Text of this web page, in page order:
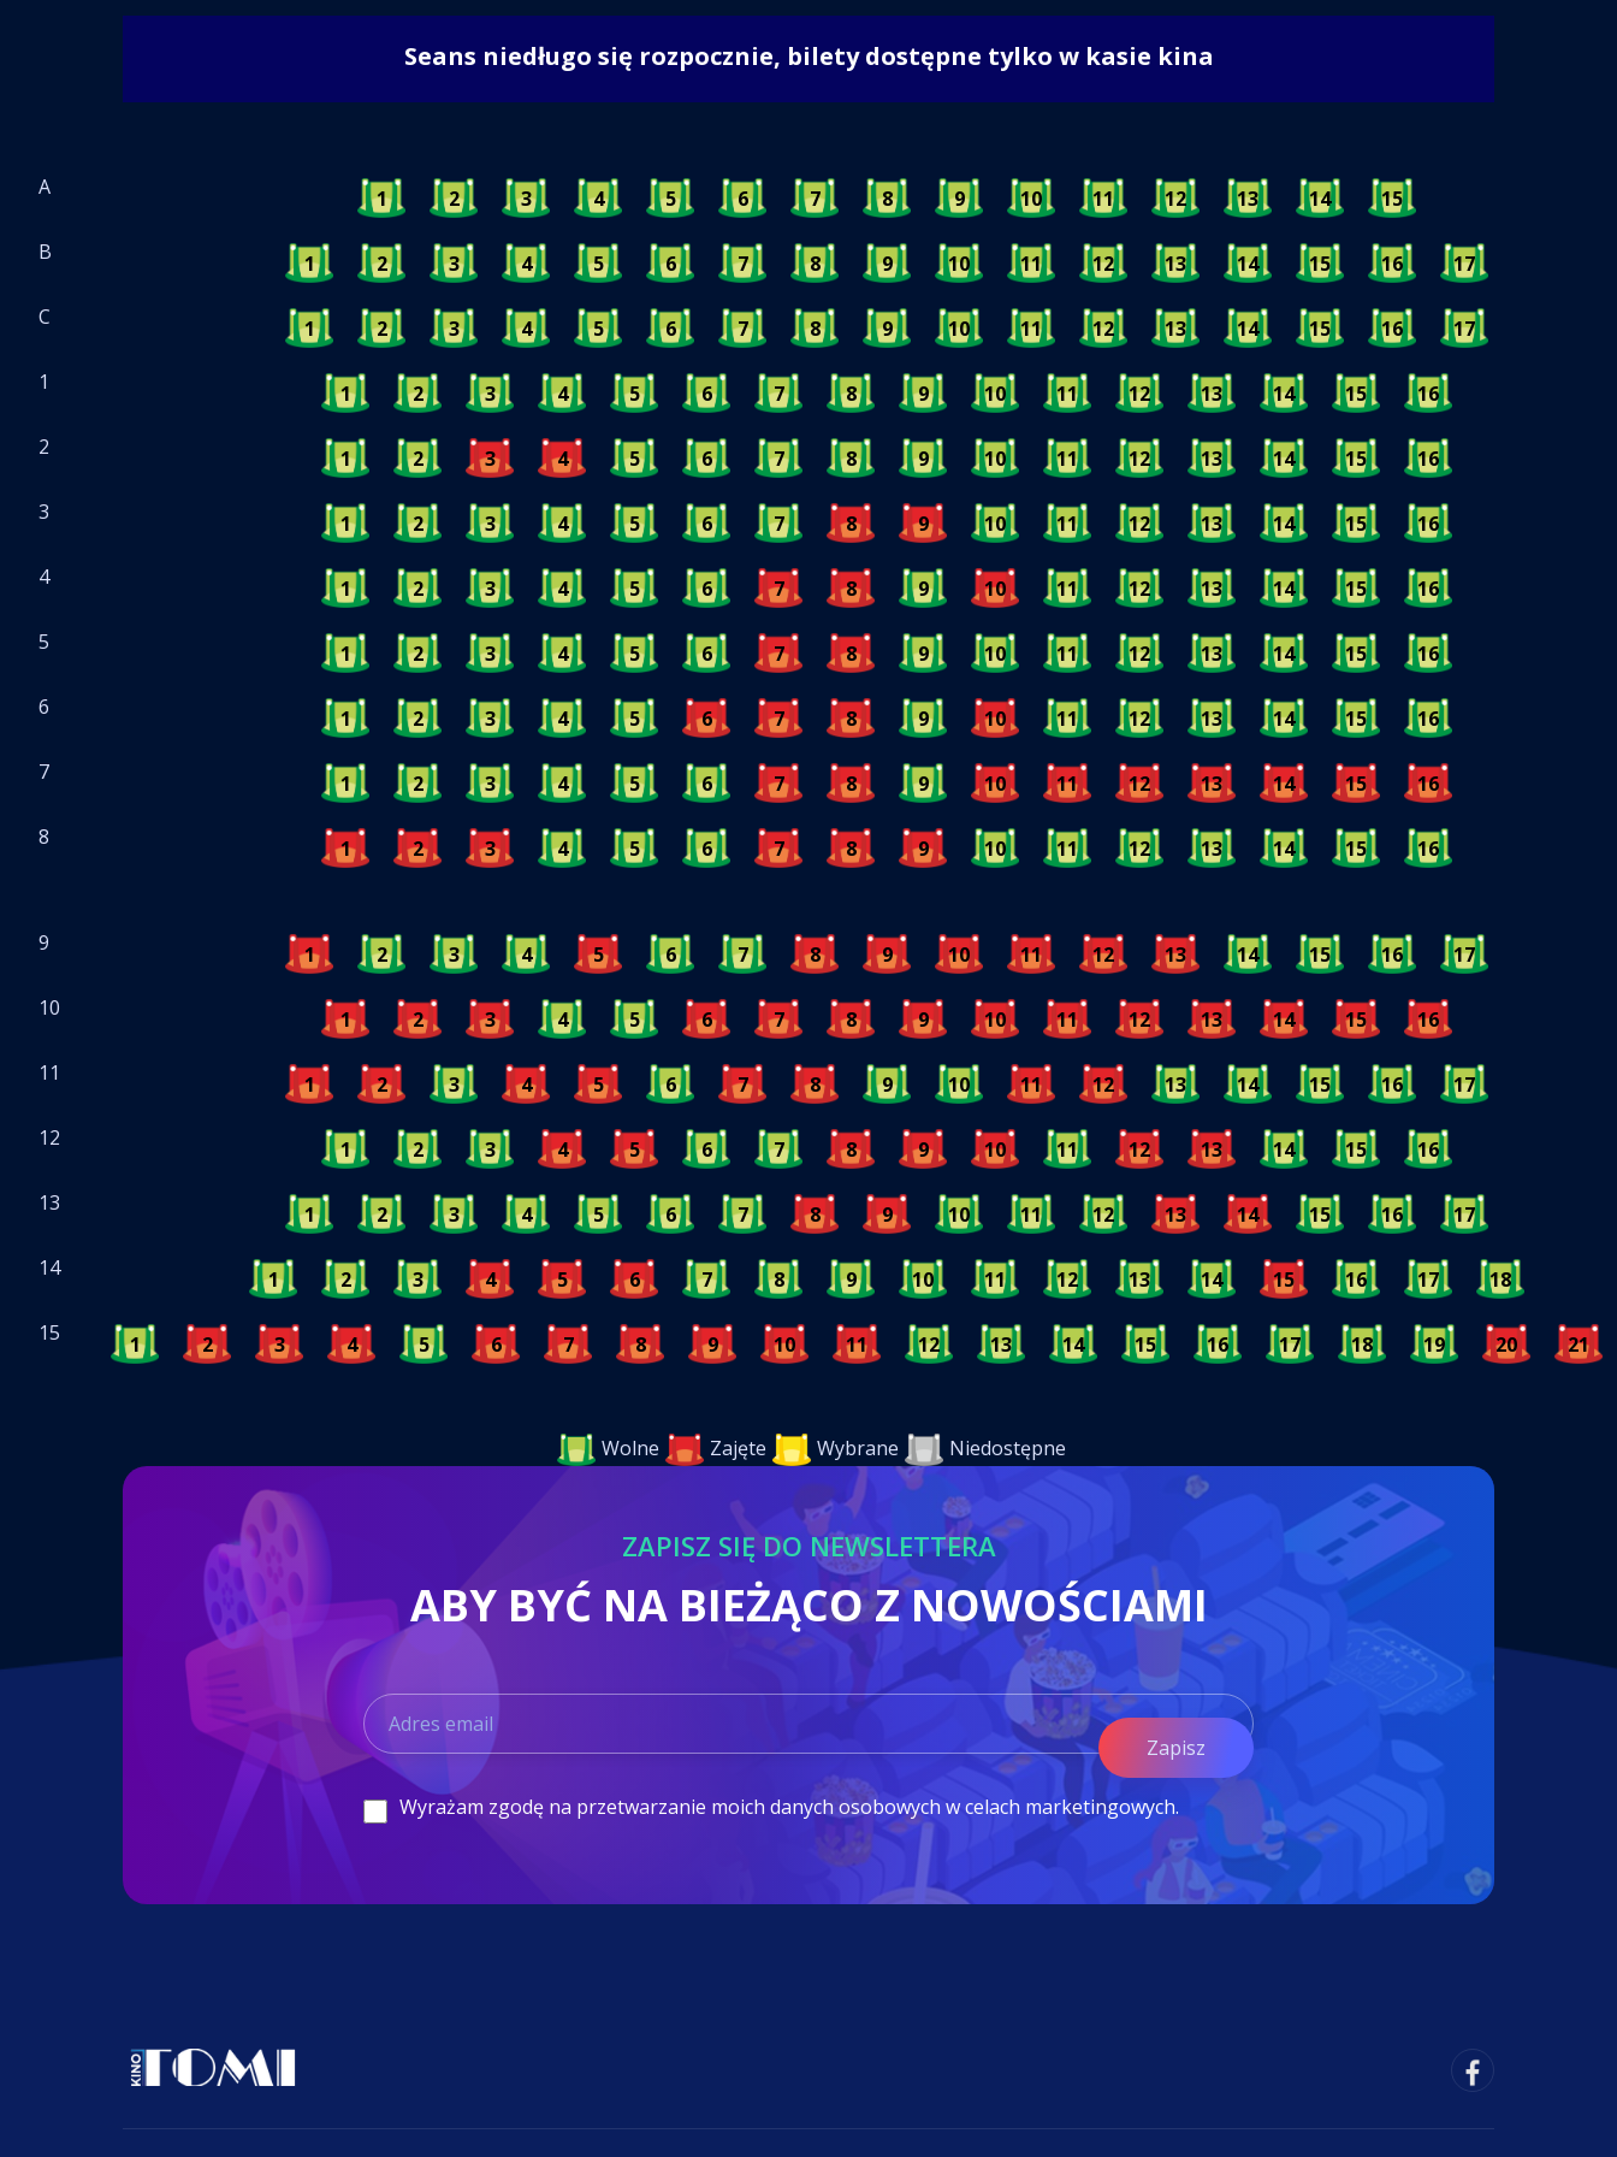
Seans niedługo się rozpocznie, bilety dostępne tylko w kasie kina
A 1 2 3 4 5 6 7 8 9 10 11 12 13 14
15
B
1 2 3 4 5 6 7 8 9 10 11 12 13 14 15 16
17
C
1 2 3 4 5 6 7 8 9 10 11 12 13 14 15 16
17
1
1 2 3 4 5 6 7 8 9 10 11 12 13 14 15
16
2
1 2 3 4 5 6 7 8 9 10 11 12 13 14 15
16
3
1 2 3 4 5 6 7 8 9 10 11 12 13 14 15
16
4
1 2 3 4 5 6 7 8 9 10 11 12 13 14 15
16
5
1 2 3 4 5 6 7 8 9 10 11 12 13 14 15
16
6
1 2 3 4 5 6 7 8 9 10 11 12 13 14 15
16
7
1 2 3 4 5 6 7 8 9 10 11 12 13 14 15
16
8
1 2 3 4 5 6 7 8 9 10 11 12 13 14 15 16
9 1 2 3 4 5 6 7 8 9 10 11 12 13 14 15 16
17
10
1 2 3 4 5 6 7 8 9 10 11 12 13 14 15
16
11
1 2 3 4 5 6 7 8 9 10 11 12 13 14 15 16
17
12
1 2 3 4 5 6 7 8 9 10 11 12 13 14 15
16
13
1 2 3 4 5 6 7 8 9 10 11 12 13 14 15 16
17
14
1 2 3 4 5 6 7 8 9 10 11 12 13 14 15 16 17
18
15
1 2 3 4 5 6 7 8 9 10 11 12 13 14 15 16 17 18 19 20 21
Wolne Zajęte Wybrane Niedostępne
ZAPISZ SIĘ DO NEWSLETTERA
ABY BYĆ NA BIEŻĄCO Z NOWOŚCIAMI
Zapisz
Wyrażam zgodę na przetwarzanie moich danych osobowych w celach marketingowych.